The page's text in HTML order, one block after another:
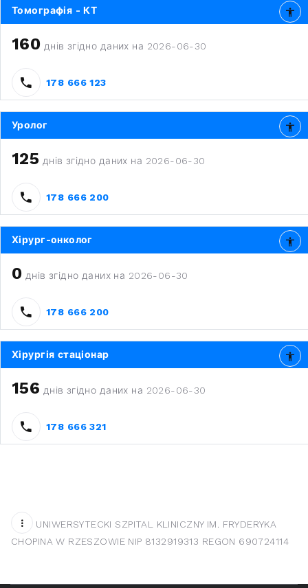
Томографія - КТ
160 днів згідно даних на 2026-06-30
178 666 123
Уролог
125 днів згідно даних на 2026-06-30
178 666 200
Хірург-онколог
0 днів згідно даних на 2026-06-30
178 666 200
Хірургія стаціонар
156 днів згідно даних на 2026-06-30
178 666 321
UNIWERSYTECKI SZPITAL KLINICZNY IM. FRYDERYKA
CHOPINA W RZESZOWIE NIP 8132919313 REGON 690724114